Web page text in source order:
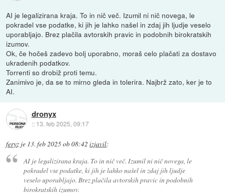
AI je legalizirana kraja. To in nič več. Izumil ni nič novega, le
pokradel vse podatke, ki jih je lahko našel in zdaj jih ljudje veselo
uporabljajo. Brez plačila avtorskih pravic in podobnih birokratskih
izumov.
Ok, če hočeš zadevo bolj uporabno, moraš celo plačati za dostavo
ukradenih podatkov.
Torrenti so drobiž proti temu.
Zanimivo je, da se to mirno gleda in tolerira. Najbrž zato, ker je to
AI.
dronyx
:: 13. feb 2025, 09:17
feryz je 13. feb 2025 ob 08:42 izjavil:
AI je legalizirana kraja. To in nič več. Izumil ni nič novega, le
pokradel vse podatke, ki jih je lahko našel in zdaj jih ljudje
veselo uporabljajo. Brez plačila avtorskih pravic in podobnih
birokratskih izumov.